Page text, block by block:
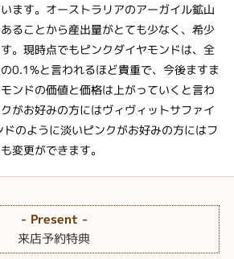
ます。オーストラリアのアーガイル鉱山
ることから産出量がとても少なく、希少
。現時点でもピンクダイヤモンドは、全
0.1%と言われるほど貴重で、今後ますま
ンドの価値と価格は上がっていくと言わ
がお好みの方にはヴィヴィットサファイ
のように淡いピンクがお好みの方にはフ
変更ができます。
- Present -
来店予約特典